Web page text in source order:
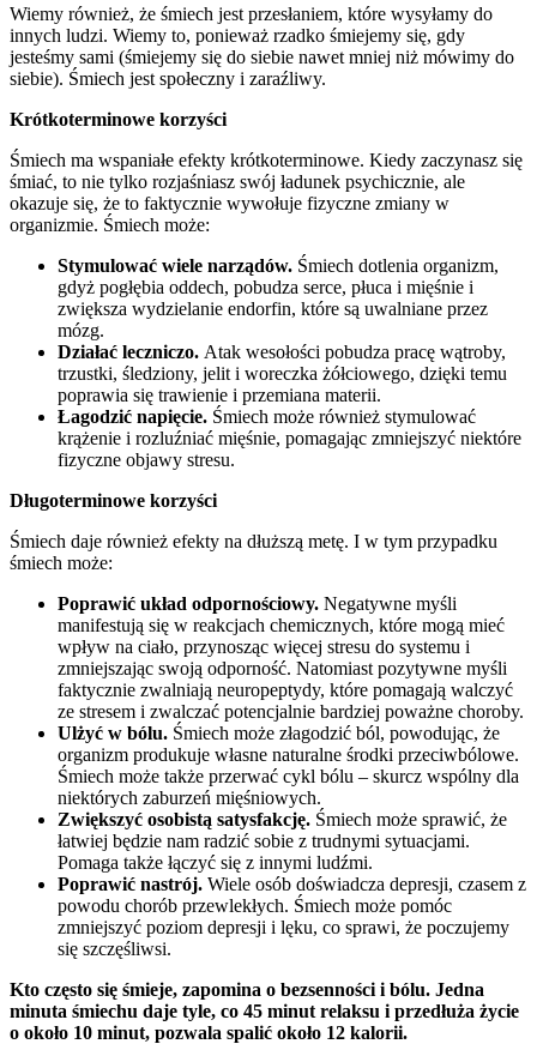
Wiemy również, że śmiech jest przesłaniem, które wysyłamy do
innych ludzi. Wiemy to, ponieważ rzadko śmiejemy się, gdy
jesteśmy sami (śmiejemy się do siebie nawet mniej niż mówimy do
siebie). Śmiech jest społeczny i zaraźliwy.
Krótkoterminowe korzyści
Śmiech ma wspaniałe efekty krótkoterminowe. Kiedy zaczynasz się
śmiać, to nie tylko rozjaśniasz swój ładunek psychicznie, ale
okazuje się, że to faktycznie wywołuje fizyczne zmiany w
organizmie. Śmiech może:
Stymulować wiele narządów. Śmiech dotlenia organizm,
gdyż pogłębia oddech, pobudza serce, płuca i mięśnie i
zwiększa wydzielanie endorfin, które są uwalniane przez
mózg.
Działać leczniczo. Atak wesołości pobudza pracę wątroby,
trzustki, śledziony, jelit i woreczka żółciowego, dzięki temu
poprawia się trawienie i przemiana materii.
Łagodzić napięcie. Śmiech może również stymulować
krążenie i rozluźniać mięśnie, pomagając zmniejszyć niektóre
fizyczne objawy stresu.
Długoterminowe korzyści
Śmiech daje również efekty na dłuższą metę. I w tym przypadku
śmiech może:
Poprawić układ odpornościowy. Negatywne myśli
manifestują się w reakcjach chemicznych, które mogą mieć
wpływ na ciało, przynosząc więcej stresu do systemu i
zmniejszając swoją odporność. Natomiast pozytywne myśli
faktycznie zwalniają neuropeptydy, które pomagają walczyć
ze stresem i zwalczać potencjalnie bardziej poważne choroby.
Ulżyć w bólu. Śmiech może złagodzić ból, powodując, że
organizm produkuje własne naturalne środki przeciwbólowe.
Śmiech może także przerwać cykl bólu – skurcz wspólny dla
niektórych zaburzeń mięśniowych.
Zwiększyć osobistą satysfakcję. Śmiech może sprawić, że
łatwiej będzie nam radzić sobie z trudnymi sytuacjami.
Pomaga także łączyć się z innymi ludźmi.
Poprawić nastrój. Wiele osób doświadcza depresji, czasem z
powodu chorób przewlekłych. Śmiech może pomóc
zmniejszyć poziom depresji i lęku, co sprawi, że poczujemy
się szczęśliwsi.
Kto często się śmieje, zapomina o bezsenności i bólu. Jedna
minuta śmiechu daje tyle, co 45 minut relaksu i przedłuża życie
o około 10 minut, pozwala spalić około 12 kalorii.